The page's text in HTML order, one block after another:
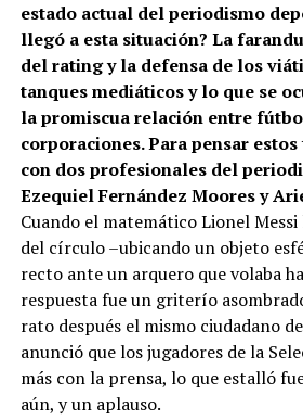
estado actual del periodismo
llegó a esta situación? La
del rating y la defensa de los
tanques mediáticos y lo que se
la promiscua relación entre
corporaciones. Para pensar
con dos profesionales del
Ezequiel Fernández Moores y
Cuando el matemático Lionel
del círculo –ubicando un objeto
recto ante un arquero que volaba
respuesta fue un griterío
rato después el mismo ciudadano
anunció que los jugadores de la
más con la prensa, lo que estalló
aún, y un aplauso.